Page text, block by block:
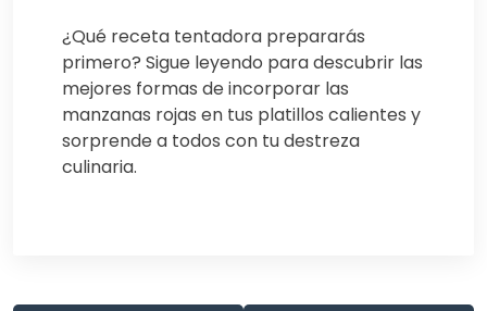
¿Qué receta tentadora prepararás
primero? Sigue leyendo para descubrir las
mejores formas de incorporar las
manzanas rojas en tus platillos calientes y
sorprende a todos con tu destreza
culinaria.